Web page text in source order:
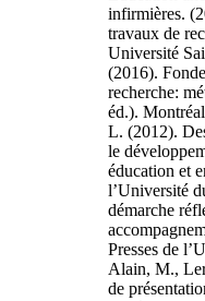
infirmières.
travaux de
Université
(2016).
recherche:
éd.).
L. (2012).
le
éducation et
l’Université
démarche
Presses de
Alain, M.,
de